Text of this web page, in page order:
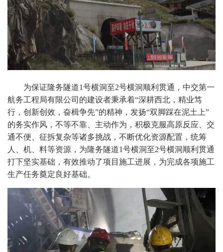
为保证隆务隧道1号横洞至2号横洞顺利贯通，中交第一
航务工程局有限公司的建设者秉承着“深耕西北，精业笃
行，创新创效，奋楫争先”的精神，发扬“双脚踩在泥土上”
的务实作风，不等不靠、主动作为，积极克服高原反应、交
通不便、征拆复杂等诸多挑战，不断优化资源配置，统筹
人、机、料等资源，为隆务隧道1号横洞至2号横洞顺利贯通
打下坚实基础，有效推动了项目施工进展，为完成各项施工
生产任务奠定良好基础。